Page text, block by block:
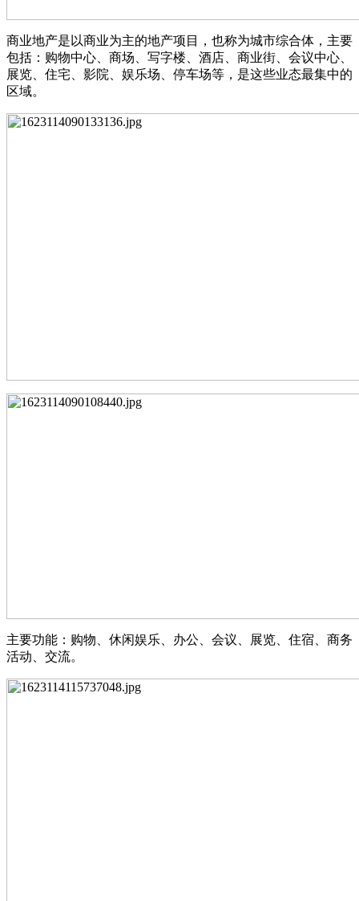
商业地产是以商业为主的地产项目，也称为城市综合体，主要
包括：购物中心、商场、写字楼、酒店、商业街、会议中心、
展览、住宅、影院、娱乐场、停车场等，是这些业态最集中的
区域。
主要功能：购物、休闲娱乐、办公、会议、展览、住宿、商务
活动、交流。